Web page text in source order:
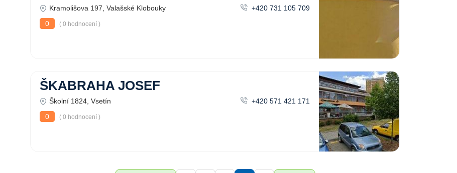
Kramolišova 197, Valašské Klobouky
+420 731 105 709
0
( 0 hodnocení )
ŠKABRAHA JOSEF
Školní 1824, Vsetín
+420 571 421 171
0
( 0 hodnocení )